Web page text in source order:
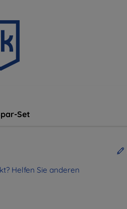
Set
Helfen Sie anderen